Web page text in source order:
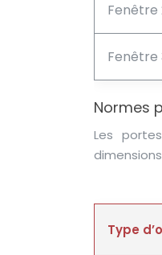
Fenêtre
Fenêtre
Normes
Les
Type